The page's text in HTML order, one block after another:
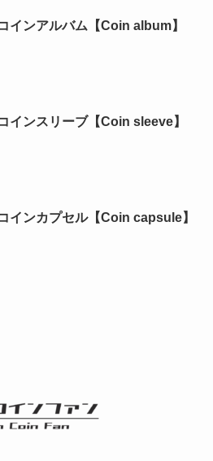
インアルバム【Coin album】
インスリーブ【Coin sleeve】
インカプセル【Coin capsule】